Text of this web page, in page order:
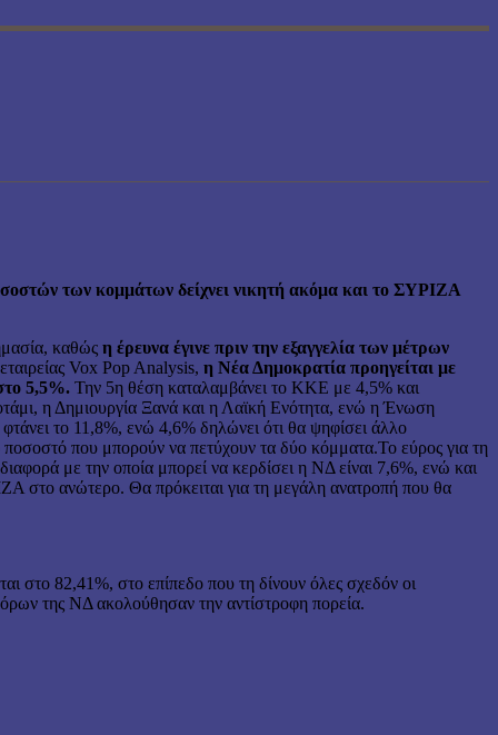
των κομμάτων δείχνει νικητή ακόμα και το ΣΥΡΙΖΑ
καθώς η έρευνα έγινε πριν την εξαγγελία των μέτρων
Vox Pop Analysis, η Νέα Δημοκρατία προηγείται με
5,5%. Την 5η θέση καταλαμβάνει το ΚΚΕ με 4,5% και
η Δημιουργία Ξανά και η Λαϊκή Ενότητα, ενώ η Ένωση
το 11,8%, ενώ 4,6% δηλώνει ότι θα ψηφίσει άλλο
που μπορούν να πετύχουν τα δύο κόμματα.Το εύρος για τη
με την οποία μπορεί να κερδίσει η ΝΔ είναι 7,6%, ενώ και
στο ανώτερο. Θα πρόκειται για τη μεγάλη ανατροπή που θα
82,41%, στο επίπεδο που τη δίνουν όλες σχεδόν οι
της ΝΔ ακολούθησαν την αντίστροφη πορεία.